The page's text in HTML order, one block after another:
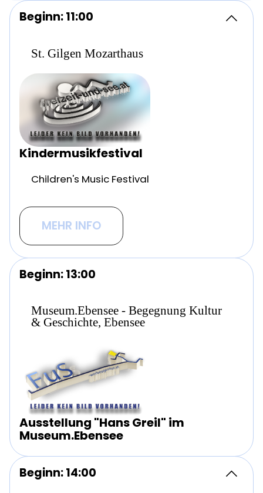
Beginn: 11:00
St. Gilgen Mozarthaus
Kindermusikfestival
Children's Music Festival
MEHR INFO
Beginn: 13:00
Museum.Ebensee - Begegnung Kultur
& Geschichte, Ebensee
Ausstellung "Hans Greil" im
Museum.Ebensee
Beginn: 14:00